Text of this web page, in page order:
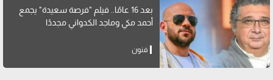
بعد 16 عامًا.. فيلم "فرصة سعيدة" يجمع
أحمد مكي وماجد الكدواني مجددًا
فنون